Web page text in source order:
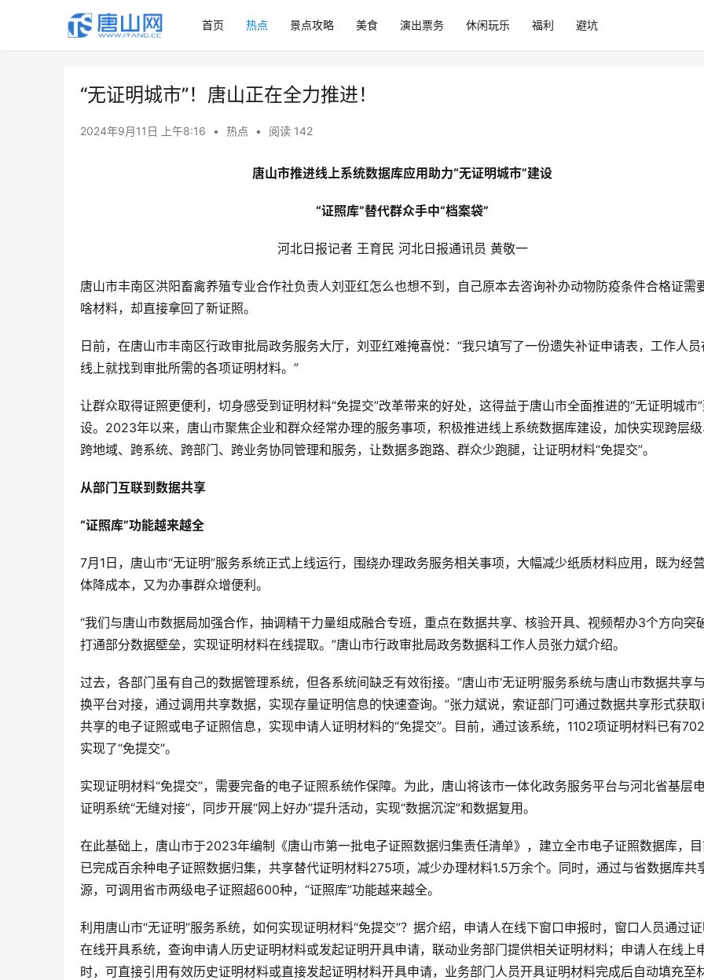
首页 热点 景点攻略 美食 演出票务 休闲玩乐 福利 避坑
“无证明城市”！唐山正在全力推进！
2024年9月11日 上午8:16 • 热点 • 阅读 142
唐山市推进线上系统数据库应用助力“无证明城市”建设
“证照库”替代群众手中“档案袋”
河北日报记者 王育民 河北日报通讯员 黄敬一
唐山市丰南区洪阳畜禽养殖专业合作社负责人刘亚红怎么也想不到，自己原本去咨询补办动物防疫条件合格证需
啥材料，却直接拿回了新证照。
日前，在唐山市丰南区行政审批局政务服务大厅，刘亚红难掩喜悦：“我只填写了一份遗失补证申请表，工作人员
线上就找到审批所需的各项证明材料。”
让群众取得证照更便利，切身感受到证明材料“免提交”改革带来的好处，这得益于唐山市全面推进的“无证明城市
设。2023年以来，唐山市聚焦企业和群众经常办理的服务事项，积极推进线上系统数据库建设，加快实现跨层级
跨地域、跨系统、跨部门、跨业务协同管理和服务，让数据多跑路、群众少跑腿，让证明材料“免提交”。
从部门互联到数据共享
“证照库”功能越来越全
7月1日，唐山市“无证明”服务系统正式上线运行，围绕办理政务服务相关事项，大幅减少纸质材料应用，既为经
体降成本，又为办事群众增便利。
“我们与唐山市数据局加强合作，抽调精干力量组成融合专班，重点在数据共享、核验开具、视频帮办3个方向突破
打通部分数据壁垒，实现证明材料在线提取。”唐山市行政审批局政务数据科工作人员张力斌介绍。
过去，各部门虽有自己的数据管理系统，但各系统间缺乏有效衔接。“唐山市‘无证明’服务系统与唐山市数据共享
换平台对接，通过调用共享数据，实现存量证明信息的快速查询。”张力斌说，索证部门可通过数据共享形式获取
共享的电子证照或电子证照信息，实现申请人证明材料的“免提交”。目前，通过该系统，1102项证明材料已有
实现了“免提交”。
实现证明材料“免提交”，需要完备的电子证照系统作保障。为此，唐山将该市一体化政务服务平台与河北省基层
证明系统“无缝对接”，同步开展“网上好办”提升活动，实现“数据沉淀”和数据复用。
在此基础上，唐山市于2023年编制《唐山市第一批电子证照数据归集责任清单》，建立全市电子证照数据库，
已完成百余种电子证照数据归集，共享替代证明材料275项，减少办理材料1.5万余个。同时，通过与省数据库共
源，可调用省市两级电子证照超600种，“证照库”功能越来越全。
利用唐山市“无证明”服务系统，如何实现证明材料“免提交”？据介绍，申请人在线下窗口申报时，窗口人员通过证
在线开具系统，查询申请人历史证明材料或发起证明开具申请，联动业务部门提供相关证明材料；申请人在线上
时，可直接引用有效历史证明材料或直接发起证明材料开具申请，业务部门人员开具证明材料完成后自动填充至